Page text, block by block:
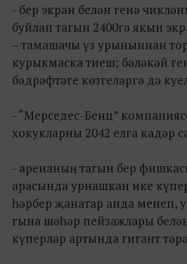
- бер экран белән генә
буйлап тагын 2400гә якын
– тамашачы үз урыныннан
курыкмаска тиеш; бәләкәй
бәдрәфтәге көзгеләргә дә
- “Мерседес-Бенц”
хокукларны 2042 елга кадәр
- аренаның тагын бер
арасында урнашкан ике
һәрбер җанатар анда менеп,
гына шәһәр пейзажлары
күперләр артында гигант